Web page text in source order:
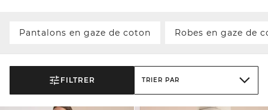
Pantalons en gaze de coton Robes en gaze de
FILTRER TRIER PAR